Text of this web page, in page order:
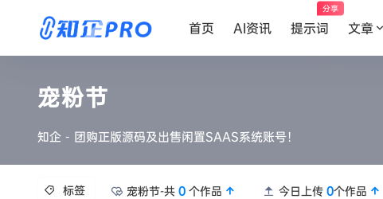
首页 AI资讯 提示词
分享
文章
宠粉节
知企 - 团购正版源码及出售闲置SAAS系统账号！
标签 宠粉节-共 0 个作品 今日上传 0个作品